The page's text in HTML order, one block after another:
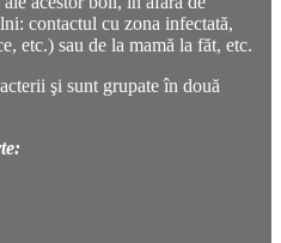
contactul cu zona infectată,
etc.) sau de la mamă la făt, etc.
şi sunt grupate în două